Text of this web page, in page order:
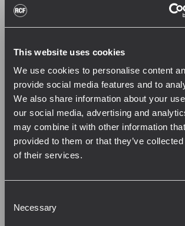
This website uses cookies
We use cookies to personalise content
provide social media features and to
We also share information about your
our social media, advertising and
may combine it with other information
provided to them or that they’ve
of their services.
Selection
Necessary
Il sistema include una rete
quelli convenzionali. I suoi
riduzione del ritardo di gruppo,
sfasamento ridotto e una
transienti superiore per
migliorate.